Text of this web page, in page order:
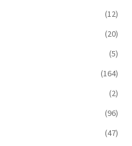
(12)
(20)
(5)
(164)
(2)
(96)
(47)